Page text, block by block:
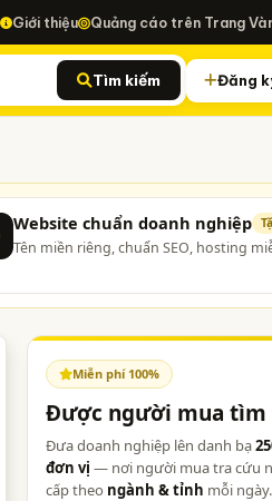
Giới thiệu Quảng cáo trên Trang
Tìm kiếm Đăng
Website chuẩn doanh nghiệp
Tên miền riêng, chuẩn SEO, hosting
Miễn phí 100%
Được người mua tìm
Đưa doanh nghiệp lên danh bạ
đơn vị — nơi người mua tra cứu
cấp theo ngành & tỉnh mỗi ngày.